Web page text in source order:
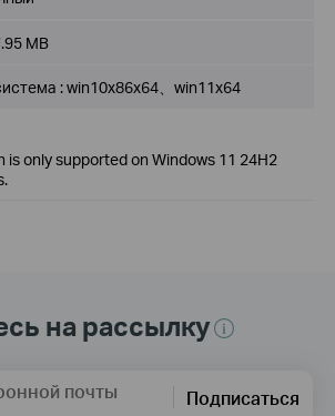
MB
: win10x86x64、win11x64
is only supported on Windows 11 24H2
на рассылку
почты Подписаться